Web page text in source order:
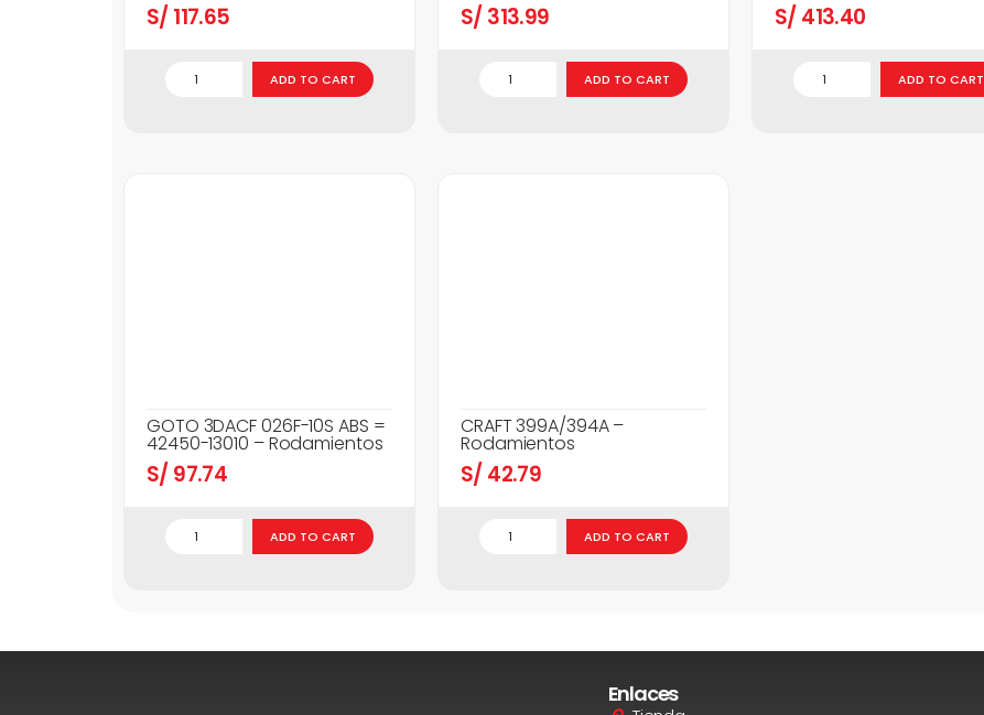
S/ 117.65
ADD TO CART
S/ 313.99
ADD TO CART
S/ 413.40
ADD TO CART
GOTO 3DACF 026F-10S ABS =
42450-13010 – Rodamientos
S/ 97.74
ADD TO CART
CRAFT 399A/394A –
Rodamientos
S/ 42.79
ADD TO CART
Enlaces